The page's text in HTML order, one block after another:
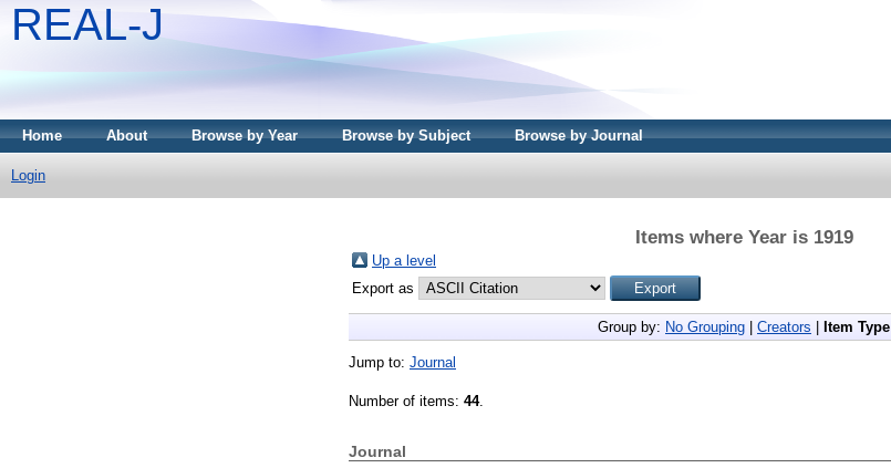
REAL-J
Home About Browse by Year Browse by Subject Browse by Journal
Login
Items where Year is 1919
Up a level
Export as
Group by: No Grouping Creators Item Type
Jump to: Journal
Number of items: 44.
Journal